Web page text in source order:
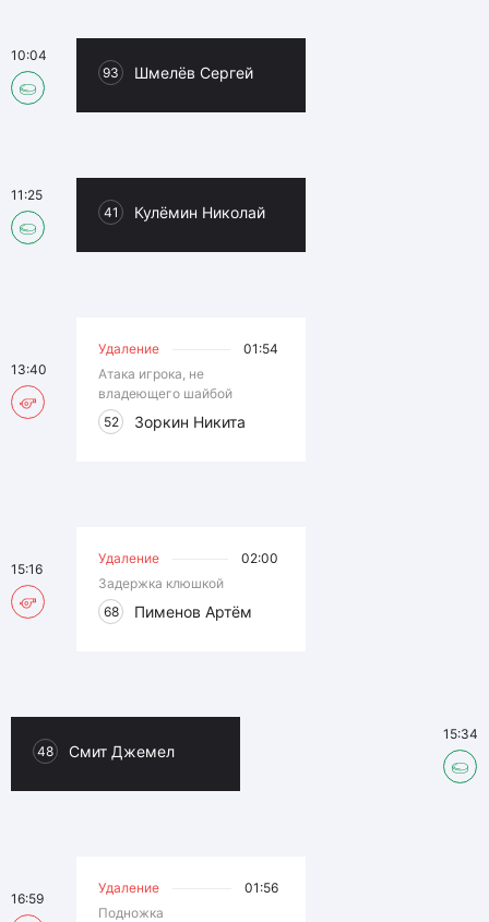
93 Шмелёв Сергей
10:04
41 Кулёмин Николай
11:25
Удаление
01:54
Атака игрока, не
владеющего шайбой
52
Зоркин Никита
13:40
Удаление
02:00
Задержка клюшкой
68
Пименов Артём
15:16
48 Смит Джемел
15:34
Удаление
01:56
Подножка
16:59